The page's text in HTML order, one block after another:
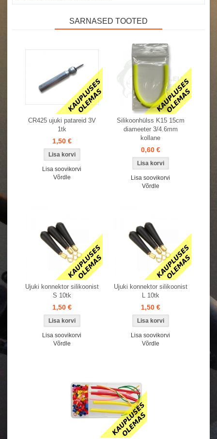
SARNASED TOOTED
CR425 ujuki patareid 3V
1tk
1,50 €
Lisa soovikorvi
Võrdle
Silikoonhülss K15 15cm
diameeter 3/4.6mm
kollane
0,60 €
Lisa soovikorvi
Võrdle
Ujuki konnektor silikoonist
S 10tk
1,50 €
Lisa soovikorvi
Võrdle
Ujuki konnektor silikoonist
L 10tk
1,50 €
Lisa soovikorvi
Võrdle